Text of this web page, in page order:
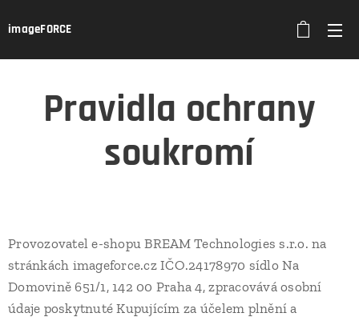
imageFORCE
Pravidla ochrany
soukromí
Provozovatel e-shopu .BREAM Technologies s.r.o. na
stránkách imageforce.cz IČO.24178970 sídlo Na
Domovině 651/1, 142 00 Praha 4, zpracovává osobní
údaje poskytnuté Kupujícím za účelem plnění a